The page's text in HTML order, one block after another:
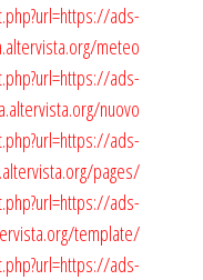
ads-
meteo
ads-
nuovo
ads-
pages/
ads-
template/
ads-